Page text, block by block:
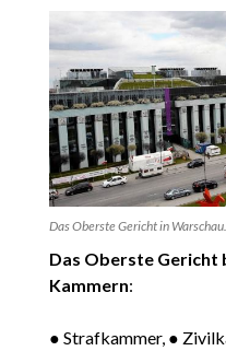
Das Oberste Gericht in
Das Oberste Gericht
Kammern:
● Strafkammer, ●